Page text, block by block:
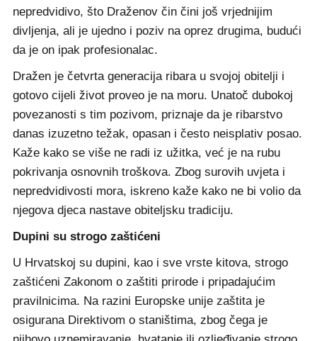
nepredvidivo, što Draženov čin čini još vrjednijim
divljenja, ali je ujedno i poziv na oprez drugima, budući
da je on ipak profesionalac.
Dražen je četvrta generacija ribara u svojoj obitelji i
gotovo cijeli život proveo je na moru. Unatoč dubokoj
povezanosti s tim pozivom, priznaje da je ribarstvo
danas izuzetno težak, opasan i često neisplativ posao.
Kaže kako se više ne radi iz užitka, već je na rubu
pokrivanja osnovnih troškova. Zbog surovih uvjeta i
nepredvidivosti mora, iskreno kaže kako ne bi volio da
njegova djeca nastave obiteljsku tradiciju.
Dupini su strogo zaštićeni
U Hrvatskoj su dupini, kao i sve vrste kitova, strogo
zaštićeni Zakonom o zaštiti prirode i pripadajućim
pravilnicima. Na razini Europske unije zaštita je
osigurana Direktivom o staništima, zbog čega je